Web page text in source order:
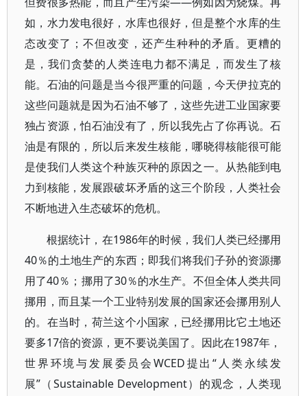
如，水力发电很好，水库也很好，但是整个水库的生
态改变了；不但改变，还产生种种的矛盾。更糟的
是，我们贪婪的人类连电力都不满足，而发生了核
能。石油的问题是当今很严重的问题，今天伊拉克的
这些问题就是因为石油不够了，这些先进工业国家要
独占资源，怕石油没有了，所以我先占了你再说。石
油是有限的，所以后来发生核能，哪晓得核能很可能
是使我们人类这个种族灭种的原因之一。从热能到电
力到核能，发展跟破坏矛盾的这三个阶段，人类社会
不断地进入生态破坏的危机。
根据统计，在1986年的时候，我们人类已经挪用
40％的土地生产的东西；即我们将我们子孙的资源挪
用了40％；挪用了30％的水生产。不但全体人类共同
挪用，而且某一个工业特别发展的国家还会挪用别人
的。在当时，荷兰这个小国家，已经挪用比它土地还
要多17倍的资源，更不要说美国了。因此在1987年，
世界环境与发展委员会WCED提出“人类永续发
展”（Sustainable Development）的观念，人类现